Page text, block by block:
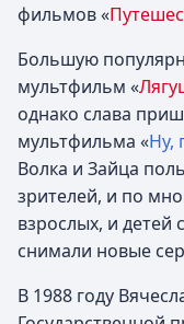
фильмов «
Большую
мультфильм «
однако слава
мультфильма «Ну,
Волка и Зайца
зрителей, и по
взрослых, и детей
снимали новые
В 1988 году